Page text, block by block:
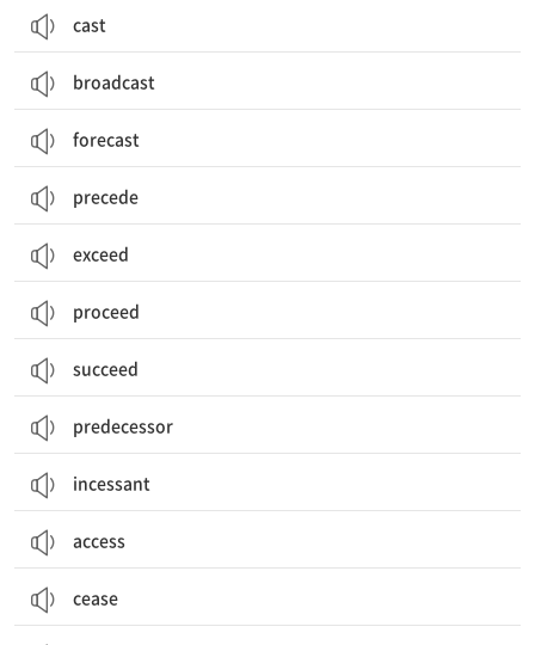
cast
broadcast
forecast
precede
exceed
proceed
succeed
predecessor
incessant
access
cease